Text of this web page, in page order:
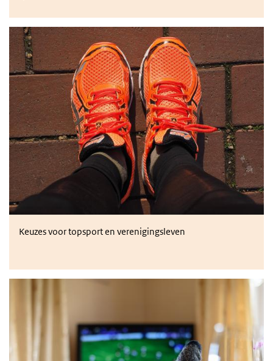
Presteren versus meedoen: onverenigbare doelen?
Keuzes voor topsport en verenigingsleven